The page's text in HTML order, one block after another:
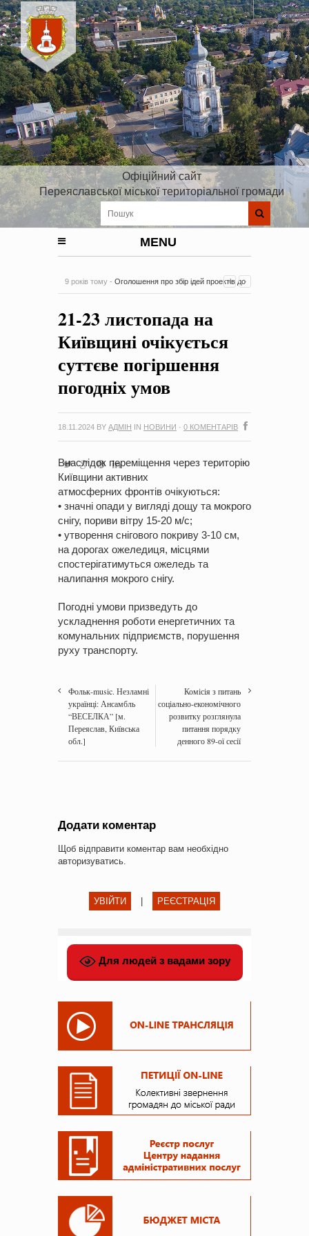
Офіційний сайт
Переяславської міської територіальної громади
MENU
9 років тому - Оголошення про збір ідей проектів до
на період 2018 – 2020 роки Оголошення про збір ідей
21-23 листопада на
Київщині очікується
суттєве погіршення
погодніх умов
18.11.2024 BY АДМІН IN НОВИНИ · 0 КОМЕНТАРІВ
Внаслідок переміщення через територію
Київщини активних
атмосферних фронтів очікуються:
• значні опади у вигляді дощу та мокрого
снігу, пориви вітру 15-20 м/с;
• утворення снігового покриву 3-10 см,
на дорогах ожеледиця, місцями
спостерігатимуться ожеледь та
налипання мокрого снігу.
Погодні умови призведуть до
ускладнення роботи енергетичних та
комунальних підприємств, порушення
руху транспорту.
Фольк-music. Незламні
українці: Ансамбль
“ВЕСЕЛКА” [м.
Переяслав, Київська
обл.]
Комісія з питань
соціально-економічного
розвитку розглянула
питання порядку
денного 89-ої сесії
Додати коментар
Щоб відправити коментар вам необхідно
авторизуватись.
УВІЙТИ РЕЄСТРАЦІЯ
Для людей з вадами зору